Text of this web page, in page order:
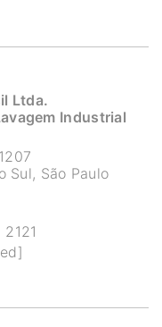
Ltda.
Industrial
Sul, São Paulo